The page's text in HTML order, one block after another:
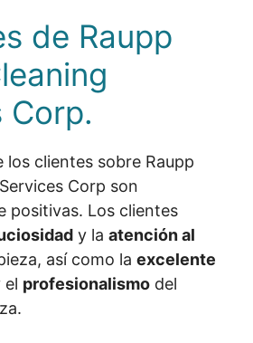
de Raupp
Corp.
los clientes sobre Raupp
Corp son
positivas. Los clientes
y la atención al
así como la excelente
el profesionalismo del